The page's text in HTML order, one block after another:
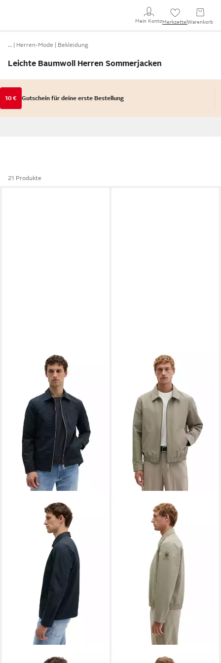
Mein KontoMerkzettel Warenkorb
… Herren-Mode Bekleidung
Leichte Baumwoll Herren Sommerjacken
10 € Gutschein für deine erste Bestellung
21 Produkte